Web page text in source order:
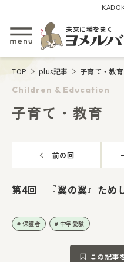
メニューを開閉する
未来に種をまく
TOP plus記事 子育て・教育
Children & Education
子育て・教育
前の回
第4回 『翼の翼』ため
保護者 中学受験
この記事